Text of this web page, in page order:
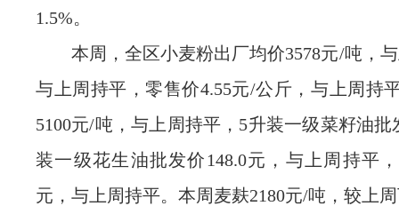
1.5%。
本周 ，全区小麦粉出厂均价3578元/吨 ，
与上周持平 ， 零售价4.55元/公斤，与上周持
5100元/吨 ，与上 周持平， 5升装一级菜籽油批
装一级花生油批发价148.0元 ， 与上 周 持平，
元，与上周持平。本周麦麸2180元/吨 ， 较 上周